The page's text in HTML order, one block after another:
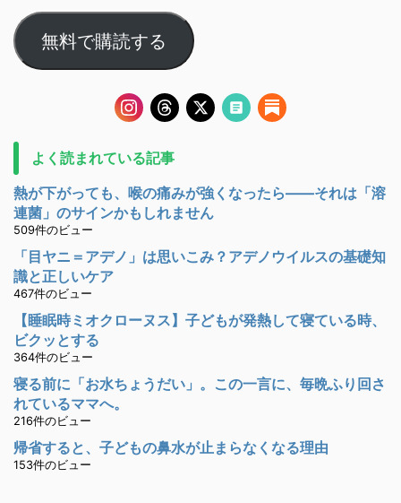
無料で購読する
よく読まれている記事
熱が下がっても、喉の痛みが強くなったら――それは「溶
連菌」のサインかもしれません
509件のビュー
「目ヤニ＝アデノ」は思いこみ？アデノウイルスの基礎知
識と正しいケア
467件のビュー
【睡眠時ミオクローヌス】子どもが発熱して寝ている時、
ビクッとする
364件のビュー
寝る前に「お水ちょうだい」。この一言に、毎晩ふり回さ
れているママへ。
216件のビュー
帰省すると、子どもの鼻水が止まらなくなる理由
153件のビュー